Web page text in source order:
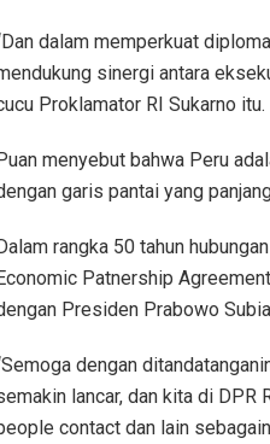
dalam memperkuat
sinergi antara
Proklamator RI Sukarno itu.
Puan menyebut bahwa Peru
garis pantai yang
Dalam rangka 50 tahun
Economic Patnership
Presiden Prabowo
dengan
lancar, dan kita di DPR
contact dan lain